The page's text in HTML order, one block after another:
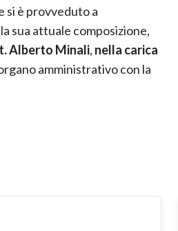
si è provveduto a
sua attuale composizione,
Alberto Minali, nella carica
amministrativo con la